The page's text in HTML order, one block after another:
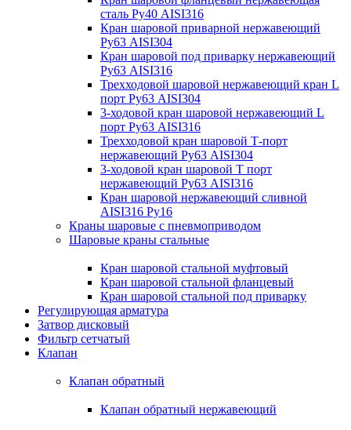
сталь Ру40 AISI316
Кран шаровой приварной нержавеющий
Ру63 AISI304
Кран шаровой под приварку нержавеющий
Ру63 AISI316
Трехходовой шаровой нержавеющий кран L
порт Ру63 AISI304
3-ходовой кран шаровой нержавеющий L
порт Ру63 AISI316
Трехходовой кран шаровой Т-порт
нержавеющий Ру63 AISI304
3-ходовой кран шаровой Т порт
нержавеющий Ру63 AISI316
Кран шаровой нержавеющий сливной
AISI316 Ру16
Краны шаровые с пневмоприводом
Шаровые краны стальные
Кран шаровой стальной муфтовый
Кран шаровой стальной фланцевый
Кран шаровой стальной под приварку
Регулирующая арматура
Затвор дисковый
Фильтр сетчатый
Клапан
Клапан обратный
Клапан обратный нержавеющий